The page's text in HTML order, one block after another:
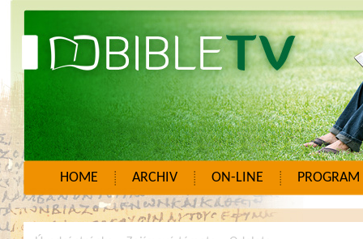
HOME ARCHIV ON-LINE PROGRAM